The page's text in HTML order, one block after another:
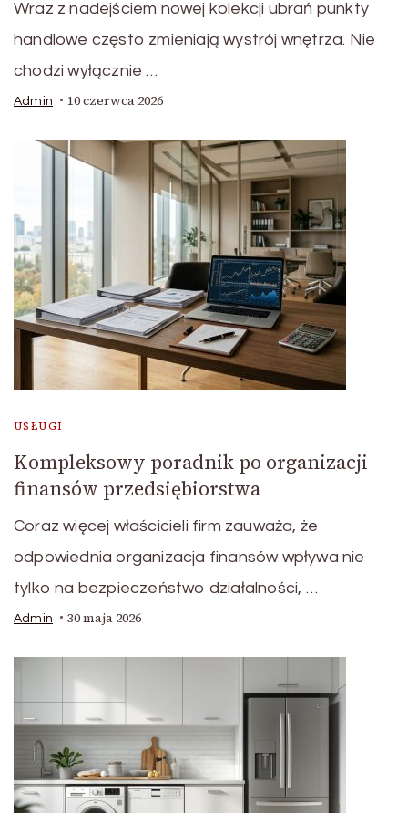
Wraz z nadejściem nowej kolekcji ubrań punkty
handlowe często zmieniają wystrój wnętrza. Nie
chodzi wyłącznie …
Admin 10 czerwca 2026
USŁUGI
Kompleksowy poradnik po organizacji
finansów przedsiębiorstwa
Coraz więcej właścicieli firm zauważa, że
odpowiednia organizacja finansów wpływa nie
tylko na bezpieczeństwo działalności, …
Admin 30 maja 2026